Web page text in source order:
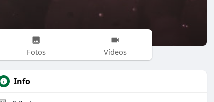
Fotos Vídeos
Info